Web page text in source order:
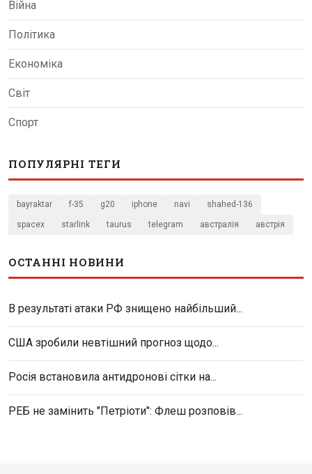
Війна
Політика
Економіка
Світ
Спорт
ПОПУЛЯРНІ ТЕГИ
bayraktar f-35 g20 iphone navi shahed-136
spacex starlink taurus telegram австралія австрія
ОСТАННІ НОВИНИ
В результаті атаки РФ знищено найбільший...
США зробили невтішний прогноз щодо...
Росія встановила антидронові сітки на...
РЕБ не замінить "Петріоти": Флеш розповів...